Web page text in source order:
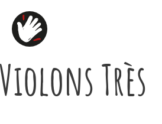
Très